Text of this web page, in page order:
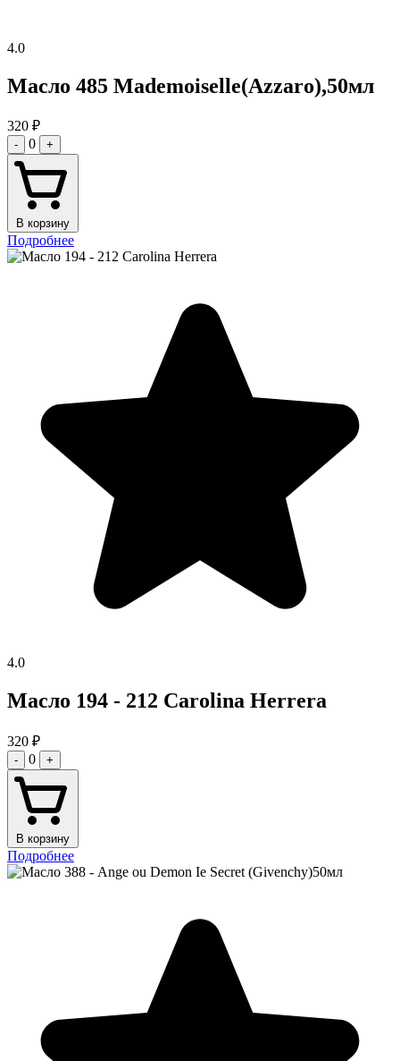
4.0
Масло 485 Mademoiselle(Azzaro),50мл
320 ₽
- 0 +
В корзину
Подробнее
4.0
Масло 194 - 212 Carolina Herrera
320 ₽
- 0 +
В корзину
Подробнее